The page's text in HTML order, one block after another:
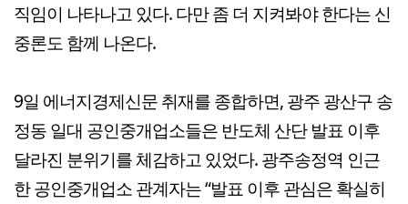
직임이 나타나고 있다. 다만 좀 더 지켜봐야 한다는 신
중론도 함께 나온다.
9일 에너지경제신문 취재를 종합하면, 광주 광산구 송
정동 일대 공인중개업소들은 반도체 산단 발표 이후
달라진 분위기를 체감하고 있었다. 광주송정역 인근
한 공인중개업소 관계자는 “발표 이후 관심은 확실히